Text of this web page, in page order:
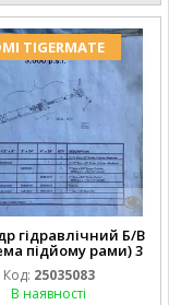
TIGERMATE
гідравлічний Б/В
підйому рами) 3
1/2 84255910
Код: 25035083
В наявності